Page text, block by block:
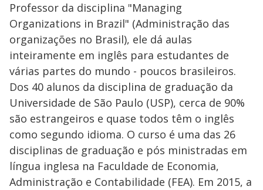
Professor da disciplina "Managing
Organizations in Brazil" (Administração das
organizações no Brasil), ele dá aulas
inteiramente em inglês para estudantes de
várias partes do mundo - poucos brasileiros.
Dos 40 alunos da disciplina de graduação da
Universidade de São Paulo (USP), cerca de 90%
são estrangeiros e quase todos têm o inglês
como segundo idioma. O curso é uma das 26
disciplinas de graduação e pós ministradas em
língua inglesa na Faculdade de Economia,
Administração e Contabilidade (FEA). Em 2015, a